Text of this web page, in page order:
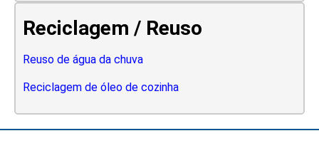
Reciclagem / Reuso
Reuso de água da chuva
Reciclagem de óleo de cozinha